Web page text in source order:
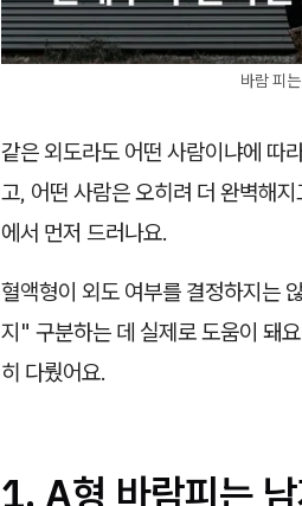
바람 피
같은 외도라도 어떤 사람이냐에 따
고, 어떤 사람은 오히려 더 완벽해
에서 먼저 드러나요.
혈액형이 외도 여부를 결정하지는
지" 구분하는 데 실제로 도움이 돼
히 다뤘어요.
1. A형 바람피는